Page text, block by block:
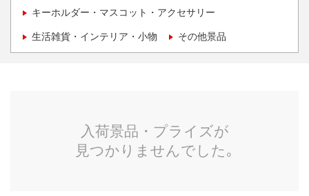
キーホルダー・マスコット・アクセサリー
生活雑貨・インテリア・小物 その他景品